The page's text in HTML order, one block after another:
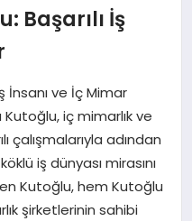
Başarılı İş
İnsanı ve İç Mimar
iç mimarlık ve
çalışmalarıyla adından
iş dünyası mirasını
Kutoğlu, hem Kutoğlu
şirketlerinin sahibi